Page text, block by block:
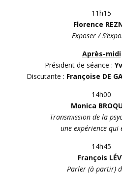
11h15
Florence
Exposer /
Après-midi
Président de séance :
Discutante : Françoise DE
14h00
Monica
Transmission de la
une expérience qui
14h45
François
Parler (à partir)